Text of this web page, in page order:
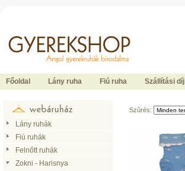
Főoldal Lány ruha Fiú ruha Szállítási díj
Lány ruhák
Fiú ruhák
Felnőtt ruhák
Zokni - Harisnya
Szûrés: